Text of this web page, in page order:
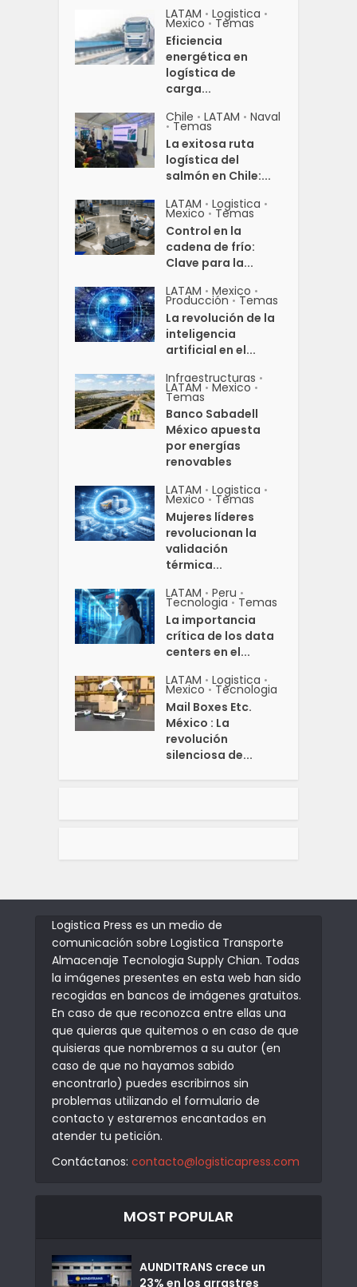
LATAM • Logistica •
Mexico • Temas
Eficiencia
energética en
logística de
carga...
Chile • LATAM • Naval
• Temas
La exitosa ruta
logística del
salmón en Chile:...
LATAM • Logistica •
Mexico • Temas
Control en la
cadena de frío:
Clave para la...
LATAM • Mexico •
Producción • Temas
La revolución de la
inteligencia
artificial en el...
Infraestructuras •
LATAM • Mexico •
Temas
Banco Sabadell
México apuesta
por energías
renovables
LATAM • Logistica •
Mexico • Temas
Mujeres líderes
revolucionan la
validación
térmica...
LATAM • Peru •
Tecnologia • Temas
La importancia
crítica de los data
centers en el...
LATAM • Logistica •
Mexico • Tecnologia
Mail Boxes Etc.
México : La
revolución
silenciosa de...
Logistica Press es un medio de
comunicación sobre Logistica Transporte
Almacenaje Tecnologia Supply Chian. Todas
la imágenes presentes en esta web han sido
recogidas en bancos de imágenes gratuitos.
En caso de que reconozca entre ellas una
que quieras que quitemos o en caso de que
quisieras que nombremos a su autor (en
caso de que no hayamos sabido
encontrarlo) puedes escribirnos sin
problemas utilizando el formulario de
contacto y estaremos encantados en
atender tu petición.
Contáctanos: contacto@logisticapress.com
MOST POPULAR
AUNDITRANS crece un
23% en los arrastres